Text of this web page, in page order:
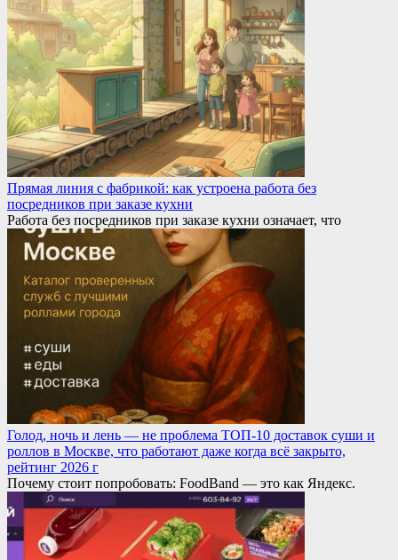
Прямая линия с фабрикой: как устроена работа без
посредников при заказе кухни
Работа без посредников при заказе кухни означает, что
Голод, ночь и лень — не проблема ТОП-10 доставок суши и
роллов в Москве, что работают даже когда всё закрыто,
рейтинг 2026 г
Почему стоит попробовать: FoodBand — это как Яндекс.